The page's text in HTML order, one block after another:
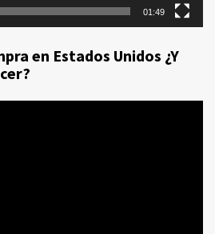
01:49
en Estados Unidos ¿Y